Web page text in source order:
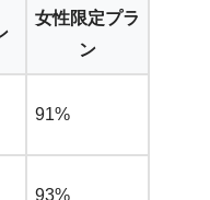
女性限定プラ
ン
91%
93%